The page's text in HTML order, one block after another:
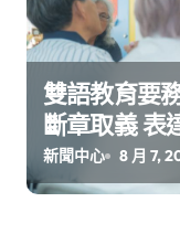
雙語教育要
斷章取義 表
新聞中心 8 月 7,